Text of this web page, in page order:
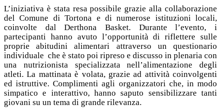
L’iniziativa è stata resa possibile grazie alla collaborazione
del Comune di Tortona e di numerose istituzioni locali,
coinvolte dal Derthona Basket. Durante l’evento, i
partecipanti hanno avuto l’opportunità di riflettere sulle
proprie abitudini alimentari attraverso un questionario
individuale che è stato poi ripreso e discusso in plenaria con
una nutrizionista specializzata nell’alimentazione degli
atleti. La mattinata è volata, grazie ad attività coinvolgenti
ed istruttive. Complimenti agli organizzatori che, in modo
simpatico e interattivo, hanno saputo sensibilizzare tanti
giovani su un tema di grande rilevanza.